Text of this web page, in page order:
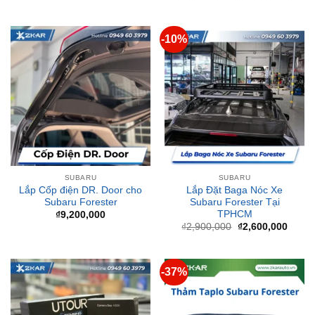
SUBARU
Lắp Cốp điện DR. Door cho
Subaru Forester
9,200,000
Lắp Đặt Baga Nóc Xe
Subaru Forester Tại
TPHCM
2,900,000 Giá
gốc
là:
₫2,900,000.
₫2,600,000